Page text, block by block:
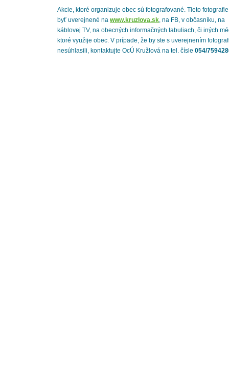
Akcie, ktoré organizuje obec sú fotografované. Tieto
byť uverejnené na www.kruzlova.sk, na FB, v občasníku, na
káblovej TV, na obecných informačných tabuliach, či iných
ktoré využije obec. V prípade, že by ste s uverejnením
nesúhlasili, kontaktujte OcÚ Kružlová na tel. čísle 054/